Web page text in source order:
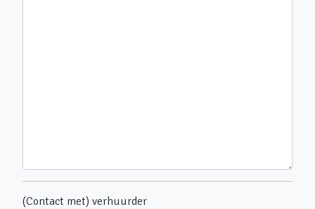
(Contact met) verhuurder